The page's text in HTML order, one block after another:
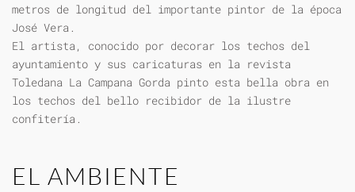
metros de longitud del importante pintor de la época
José Vera.
El artista, conocido por decorar los techos del
ayuntamiento y sus caricaturas en la revista
Toledana La Campana Gorda pinto esta bella obra en
los techos del bello recibidor de la ilustre
confitería.
EL AMBIENTE